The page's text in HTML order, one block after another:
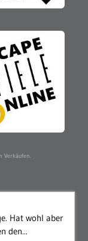
Verkäufen.
Hat wohl aber
den...